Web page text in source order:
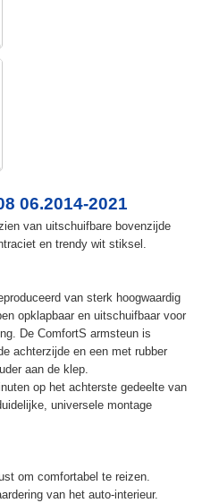
06.2014-2021
van uitschuifbare bovenzijde
en trendy wit stiksel.
van sterk hoogwaardig
opklapbaar en uitschuifbaar voor
De ComfortS armsteun is
achterzijde en een met rubber
aan de klep.
op het achterste gedeelte van
universele montage
om comfortabel te reizen.
van het auto-interieur.